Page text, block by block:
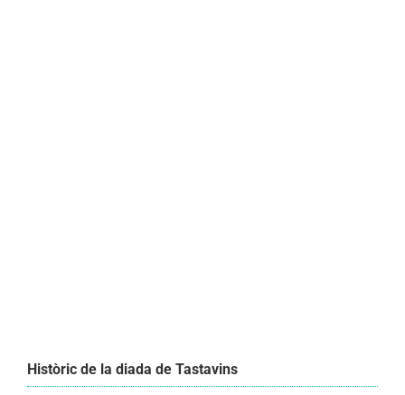
Històric de la diada de Tastavins